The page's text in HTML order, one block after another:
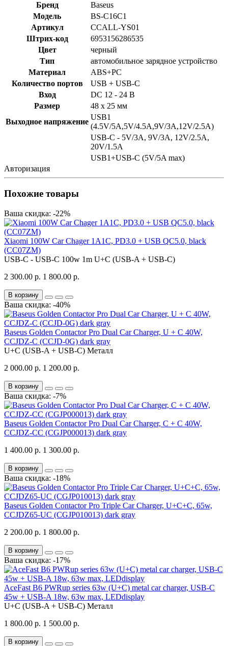
Бренд
Baseus
Модель
BS-C16C1
Артикул
CCALL-YS01
Штрих-код
6953156286535
Цвет
черный
Тип
автомобильное зарядное устройство
Материал
ABS+PC
Количество портов
USB + USB-C
Вход
DC 12 - 24 В
Размер
48 х 25 мм
Выходное напряжение
USB1
(4.5V/5A,5V/4.5A,9V/3A,12V/2.5A)
USB-C - 5V/3A, 9V/3A, 12V/2.5A,
20V/1.5A
USB1+USB-C (5V/5A max)
Авторизация
Похожие товары
Ваша скидка: -22%
Xiaomi 100W Car Chager 1A1C, PD3.0 + USB QC5.0, black
(CC07ZM)
USB-C - USB-C 100w 1m U+C (USB-A + USB-C)
2 300.00 р. 1 800.00 р.
В корзину
Ваша скидка: -40%
Baseus Golden Contactor Pro Dual Car Charger, U + C 40W,
CCJDZ-C (CCJD-0G) dark gray
U+C (USB-A + USB-C) Металл
2 000.00 р. 1 200.00 р.
В корзину
Ваша скидка: -7%
Baseus Golden Contactor Pro Dual Car Charger, C + C 40W,
CCJDZ-CC (CGJP000013) dark gray
1 400.00 р. 1 300.00 р.
В корзину
Ваша скидка: -18%
Baseus Golden Contactor Pro Triple Car Charger, U+C+C, 65w,
CCJDZ65-UC (CGJP010013) dark gray
2 200.00 р. 1 800.00 р.
В корзину
Ваша скидка: -17%
AceFast B6 PWRup series 63w (U+C) metal car charger, USB-C
45w + USB-A 18w, 63w max, LEDdisplay
U+C (USB-A + USB-C) Металл
1 800.00 р. 1 500.00 р.
В корзину